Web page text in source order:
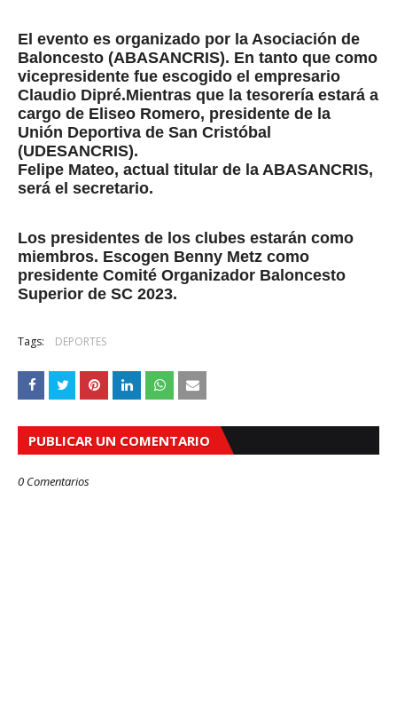
El evento es organizado por la Asociación de
Baloncesto (ABASANCRIS). En tanto que como
vicepresidente fue escogido el empresario
Claudio Dipré.Mientras que la tesorería estará a
cargo de Eliseo Romero, presidente de la
Unión Deportiva de San Cristóbal
(UDESANCRIS).
Felipe Mateo, actual titular de la ABASANCRIS,
será el secretario.
Los presidentes de los clubes estarán como
miembros. Escogen Benny Metz como
presidente Comité Organizador Baloncesto
Superior de SC 2023.
Tags: DEPORTES
PUBLICAR UN COMENTARIO
0 Comentarios